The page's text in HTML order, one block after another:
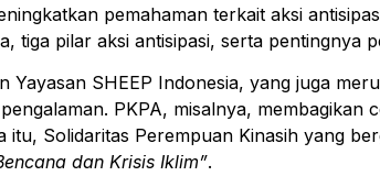
pemahaman terkait aksi
tiga pilar aksi antisipasi, serta pentingnya
Yayasan SHEEP Indonesia, yang juga
PKPA, misalnya, membagikan
itu, Solidaritas Perempuan Kinasih yang
dan Krisis Iklim”.